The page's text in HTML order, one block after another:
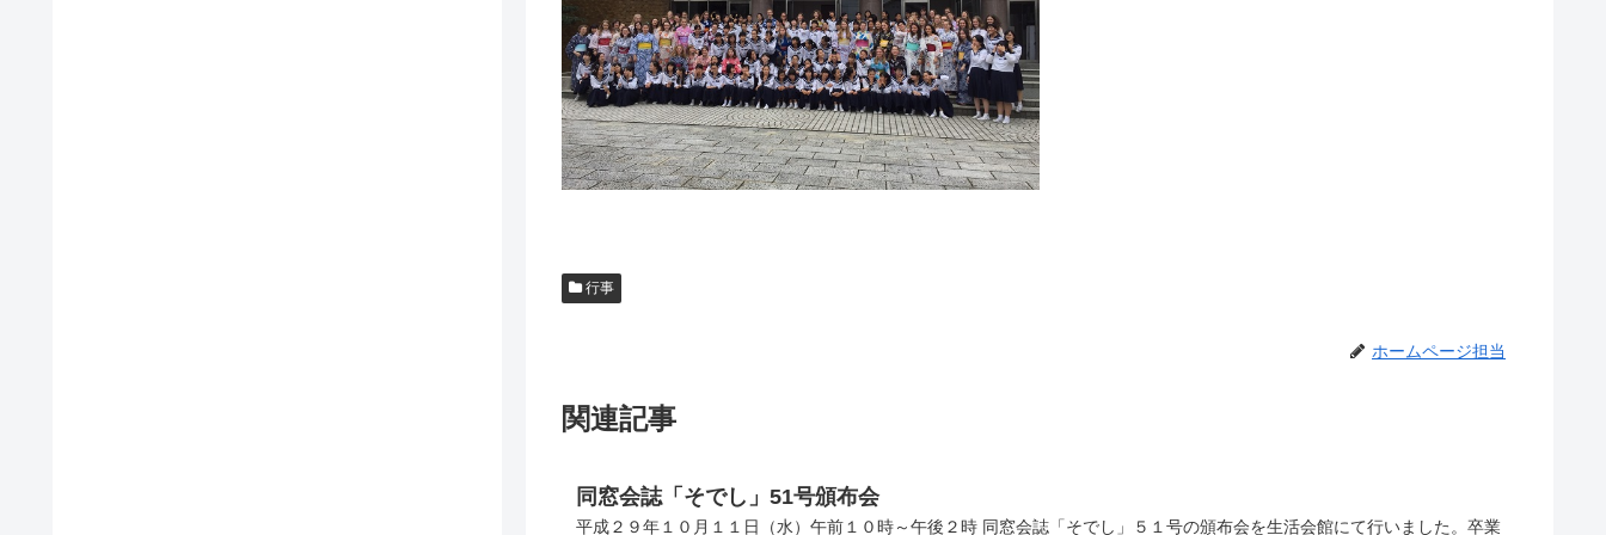
行事
ホームページ担当
関連記事
同窓会誌「そでし」51号頒布会
平成２９年１０月１１日（水）午前１０時～午後２時 同窓会誌「そでし」５１号の頒布会を生活会館にて行いました。卒業